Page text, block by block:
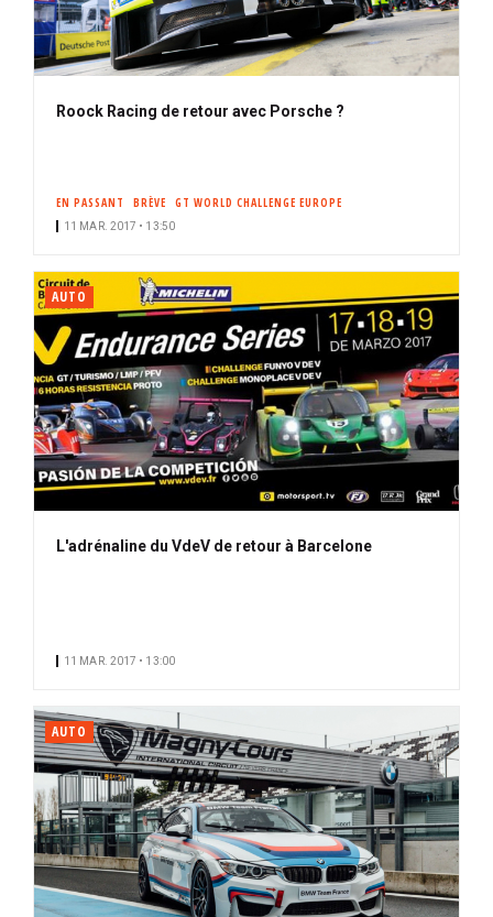
Roock Racing de retour avec Porsche ?
EN PASSANT BRÈVE GT WORLD CHALLENGE EUROPE
11 MAR. 2017 • 13:50
AUTO
L'adrénaline du VdeV de retour à Barcelone
11 MAR. 2017 • 13:00
AUTO